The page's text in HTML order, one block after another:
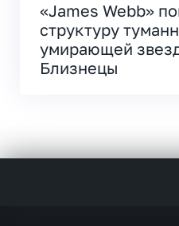
«James Webb»
структуру
умирающей
Близнецы